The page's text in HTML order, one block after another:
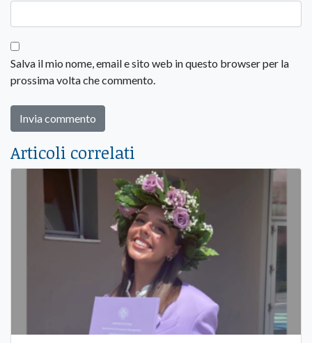
Salva il mio nome, email e sito web in questo browser per la
prossima volta che commento.
Articoli correlati